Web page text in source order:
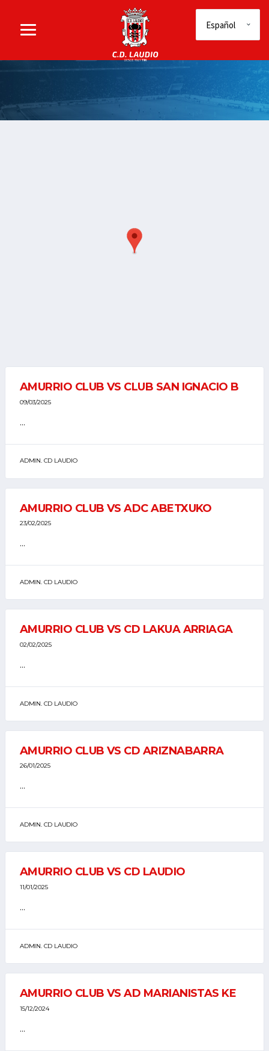
AMURRIO CLUB VS CLUB SAN IGNACIO B
09/03/2025
...
ADMIN. CD LAUDIO
AMURRIO CLUB VS ADC ABETXUKO
23/02/2025
...
ADMIN. CD LAUDIO
AMURRIO CLUB VS CD LAKUA ARRIAGA
02/02/2025
...
ADMIN. CD LAUDIO
AMURRIO CLUB VS CD ARIZNABARRA
26/01/2025
...
ADMIN. CD LAUDIO
AMURRIO CLUB VS CD LAUDIO
11/01/2025
...
ADMIN. CD LAUDIO
AMURRIO CLUB VS AD MARIANISTAS KE
15/12/2024
...